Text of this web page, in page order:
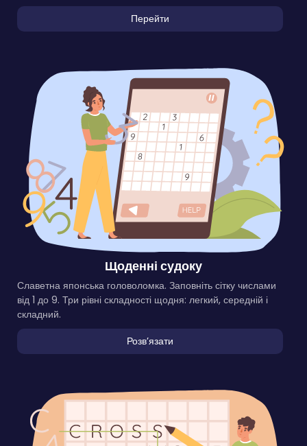
Перейти
Щоденні судоку
Славетна японська головоломка. Заповніть сітку числами
від 1 до 9. Три рівні складності щодня: легкий, середній і
складний.
Розвʼязати